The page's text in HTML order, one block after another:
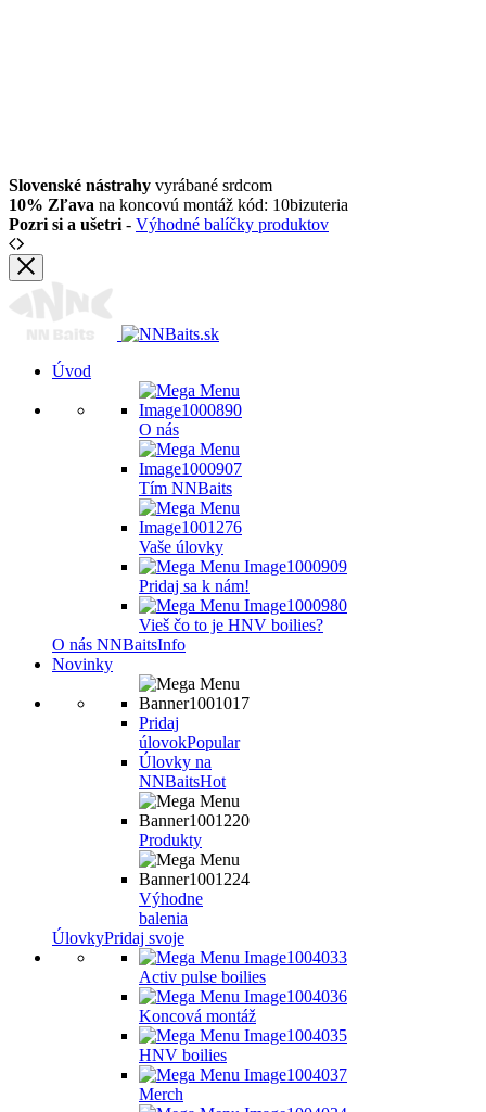
Slovenské nástrahy vyrábané srdcom
10% Zľava na koncovú montáž kód: 10bizuteria
Pozri si a ušetri - Výhodné balíčky produktov
Úvod
O nás
Tím NNBaits
Vaše úlovky
Pridaj sa k nám!
Vieš čo to je HNV boilies?
O nás NNBaitsInfo
Novinky
Pridaj
úlovokPopular
Úlovky na
NNBaitsHot
Produkty
Výhodne
balenia
ÚlovkyPridaj svoje
Activ pulse boilies
Koncová montáž
HNV boilies
Merch